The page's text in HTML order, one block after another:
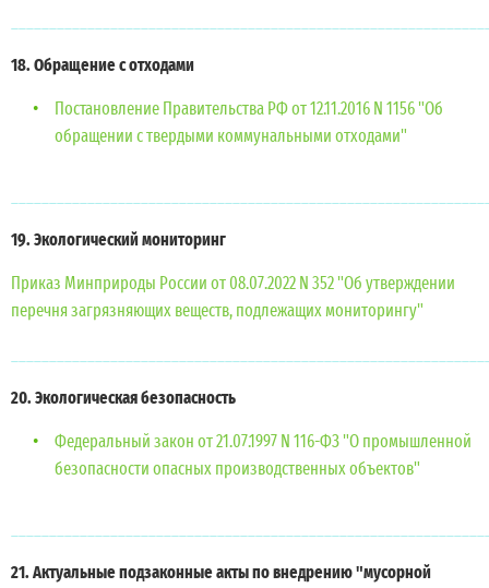
18. Обращение с отходами
Постановление Правительства РФ от 12.11.2016 N 1156 "Об
обращении с твердыми коммунальными отходами"
19. Экологический мониторинг
Приказ Минприроды России от 08.07.2022 N 352 "Об утверждении
перечня загрязняющих веществ, подлежащих мониторингу"
20. Экологическая безопасность
Федеральный закон от 21.07.1997 N 116-ФЗ "О промышленной
безопасности опасных производственных объектов"
21. Актуальные подзаконные акты по внедрению "мусорной